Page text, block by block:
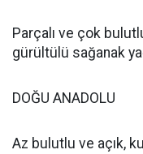
Parçalı ve çok
gürültülü sağanak
DOĞU ANADOLU
Az bulutlu ve açık,